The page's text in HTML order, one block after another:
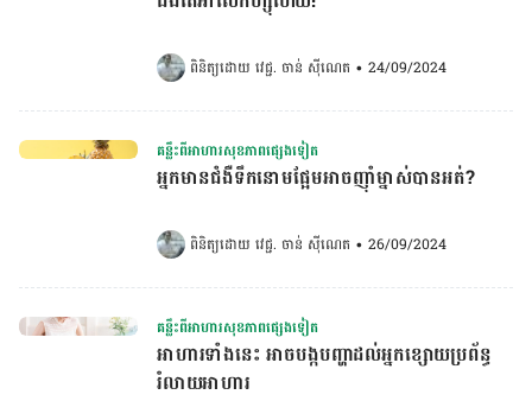
ពិនិត្យដោយ វេជ្ជ. ចាន់ ស៊ីណេត • 24/09/2024
គន្លឹះពីអាហារសុខភាពផ្សេងទៀត
អ្នកមានជំងឺទឹកនោមផ្អែមអាចញ៉ាំម្នាស់បានអត់?
ពិនិត្យដោយ វេជ្ជ. ចាន់ ស៊ីណេត • 26/09/2024
គន្លឹះពីអាហារសុខភាពផ្សេងទៀត
អាហារទាំងនេះ អាចបង្កបញ្ហាដល់អ្នកខ្សោយប្រព័ន្ធ
រំលាយអាហារ